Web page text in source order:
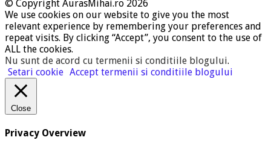
© Copyright AurasMihai.ro 2026
We use cookies on our website to give you the most
relevant experience by remembering your preferences and
repeat visits. By clicking “Accept”, you consent to the use of
ALL the cookies.
Nu sunt de acord cu termenii si conditiile blogului.
Setari cookie Accept termenii si conditiile blogului
Close
Privacy Overview